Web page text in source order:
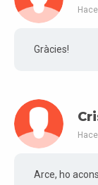
Gràcies!
Arce, ho